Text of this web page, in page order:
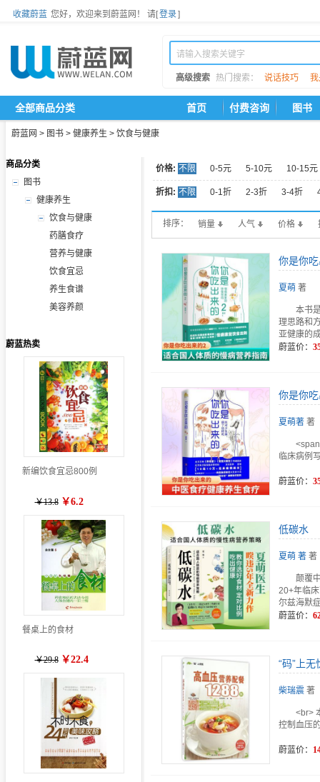
收藏蔚蓝 您好，欢迎来到蔚蓝网！ 请[登录]
高级搜索 热门搜索： 说话技巧
全部商品分类 首页 付费咨询 图书
蔚蓝网 > 图书 > 健康养生 > 饮食与健康
商品分类
图书
健康养生
饮食与健康
药膳食疗
营养与健康
饮食宜忌
养生食谱
美容养颜
蔚蓝热卖
新编饮食宜忌800例
￥13.8 ￥6.2
餐桌上的食材
￥29.8 ￥22.4
价格: 不限 0-5元 5-10元 10-15元
折扣: 不限 0-1折 2-3折 3-4折
排序： 销量 人气 价格
你是你
夏萌 著
本书
理思路和
亚健康的
蔚蓝价：
你是你
夏萌著 著
临床病例
蔚蓝价：
低碳水
夏萌 著 著
颠覆
20+年临
尔兹海默
蔚蓝价：
“码”上
柴瑞震 著
<br>
控制血压
蔚蓝价：